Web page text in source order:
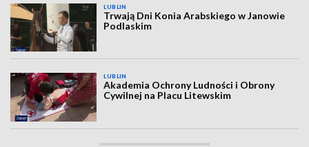
LUBLIN
Trwają Dni Konia Arabskiego w Janowie
Podlaskim
LUBLIN
Akademia Ochrony Ludności i Obrony
Cywilnej na Placu Litewskim